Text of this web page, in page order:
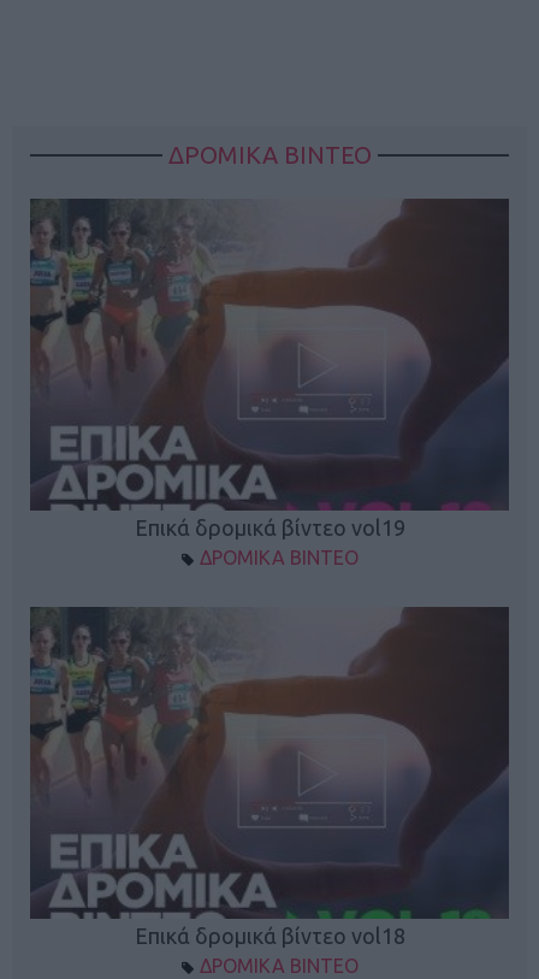
ΔΡΟΜΙΚΑ ΒΙΝΤΕΟ
Επικά δρομικά βίντεο vol19
ΔΡΟΜΙΚΑ ΒΙΝΤΕΟ
Επικά δρομικά βίντεο vol18
ΔΡΟΜΙΚΑ ΒΙΝΤΕΟ